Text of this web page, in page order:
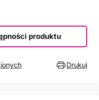
produktu
Drukuj